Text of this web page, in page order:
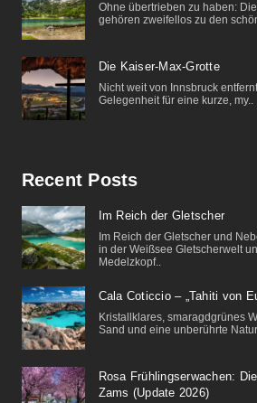
Ohne übertrieben zu haben:
gehören zweifellos zu den
Die Kaiser-Max-Grotte
Nicht weit von Innsbruck
Gelegenheit für eine kurze, my..
Recent Posts
Im Reich der Gletscher
Im Reich der Gletscher und
in der Weißsee Gletscherwelt
Medelzkopf..
Cala Coticcio – „Tahiti von
Kristallklares, smaragdgrünes
Sand und eine unberührte
Rosa Frühlingserwachen:
Zams (Update 2026)